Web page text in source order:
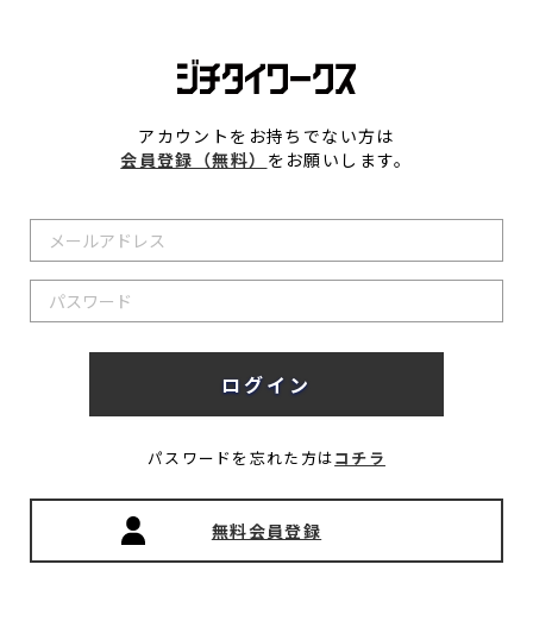
アカウントをお持ちでない方は
会員登録（無料） をお願いします。
パスワードを忘れた方はコチラ
無料会員登録